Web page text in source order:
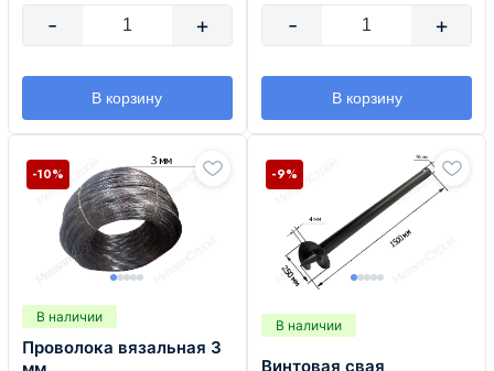
- +
В корзину
- +
В корзину
В наличии
Проволока вязальная 3
-10%
В наличии
Винтовая свая
-9%